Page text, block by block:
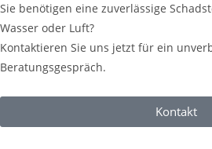
Sie benötigen eine zuverlässige
Wasser oder Luft?
Kontaktieren Sie uns jetzt für ein
Beratungsgespräch.
Kontakt